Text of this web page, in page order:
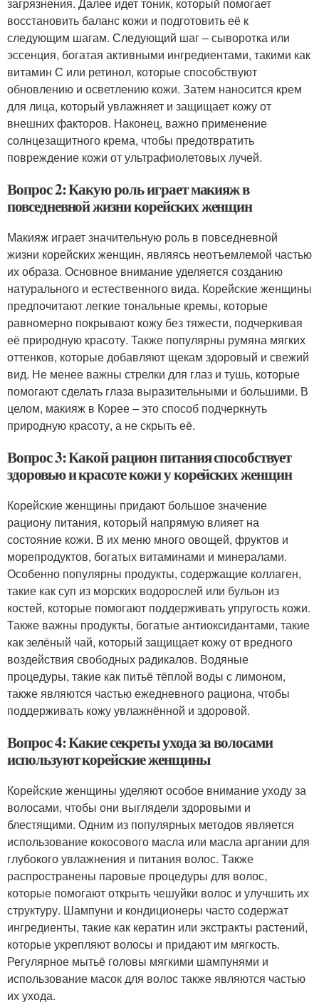
загрязнения. Далее идет тоник, который помогает
восстановить баланс кожи и подготовить её к
следующим шагам. Следующий шаг – сыворотка или
эссенция, богатая активными ингредиентами, такими как
витамин С или ретинол, которые способствуют
обновлению и осветлению кожи. Затем наносится крем
для лица, который увлажняет и защищает кожу от
внешних факторов. Наконец, важно применение
солнцезащитного крема, чтобы предотвратить
повреждение кожи от ультрафиолетовых лучей.
Вопрос 2: Какую роль играет макияж в
повседневной жизни корейских женщин
Макияж играет значительную роль в повседневной
жизни корейских женщин, являясь неотъемлемой частью
их образа. Основное внимание уделяется созданию
натурального и естественного вида. Корейские женщины
предпочитают легкие тональные кремы, которые
равномерно покрывают кожу без тяжести, подчеркивая
её природную красоту. Также популярны румяна мягких
оттенков, которые добавляют щекам здоровый и свежий
вид. Не менее важны стрелки для глаз и тушь, которые
помогают сделать глаза выразительными и большими. В
целом, макияж в Корее – это способ подчеркнуть
природную красоту, а не скрыть её.
Вопрос 3: Какой рацион питания способствует
здоровью и красоте кожи у корейских женщин
Корейские женщины придают большое значение
рациону питания, который напрямую влияет на
состояние кожи. В их меню много овощей, фруктов и
морепродуктов, богатых витаминами и минералами.
Особенно популярны продукты, содержащие коллаген,
такие как суп из морских водорослей или бульон из
костей, которые помогают поддерживать упругость кожи.
Также важны продукты, богатые антиоксидантами, такие
как зелёный чай, который защищает кожу от вредного
воздействия свободных радикалов. Водяные
процедуры, такие как питьё тёплой воды с лимоном,
также являются частью ежедневного рациона, чтобы
поддерживать кожу увлажнённой и здоровой.
Вопрос 4: Какие секреты ухода за волосами
используют корейские женщины
Корейские женщины уделяют особое внимание уходу за
волосами, чтобы они выглядели здоровыми и
блестящими. Одним из популярных методов является
использование кокосового масла или масла аргании для
глубокого увлажнения и питания волос. Также
распространены паровые процедуры для волос,
которые помогают открыть чешуйки волос и улучшить их
структуру. Шампуни и кондиционеры часто содержат
ингредиенты, такие как кератин или экстракты растений,
которые укрепляют волосы и придают им мягкость.
Регулярное мытьё головы мягкими шампунями и
использование масок для волос также являются частью
их ухода.